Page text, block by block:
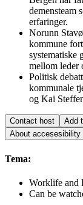
demensteam
erfaringer.
Norunn
kommune
systematiske
mellom leder
Politisk
kommunale
og Kai
Contact host Add
About accesesibility
Tema:
Worklife and
Can be